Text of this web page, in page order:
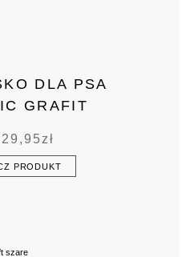
DLA PSA
GRAFIT
zł
PRODUKT